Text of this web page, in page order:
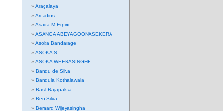
Aragalaya
Arcadius
Asada M Erpini
ASANGA ABEYAGOONASEKERA
Asoka Bandarage
ASOKA S.
ASOKA WEERASINGHE
Bandu de Silva
Bandula Kothalawala
Basil Rajapaksa
Ben Silva
Bernard Wijeyasingha